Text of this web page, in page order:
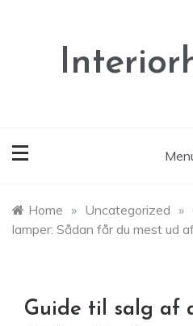
Home » Uncategorized »
lamper: Sådan får du mest ud
Guide til salg af